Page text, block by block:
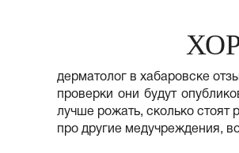
дерматолог в хабаровске
проверки они будут
лучше рожать, сколько стоят
про другие медучреждения,